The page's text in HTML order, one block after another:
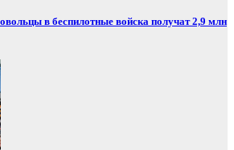
в беспилотные войска получат 2,9 млн